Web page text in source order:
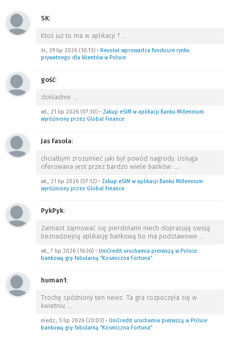
SK:
Ktoś już to ma w aplikacji ? …
śr., 29 lip 2026 (10:13) • Revolut wprowadza fundusze rynku
prywatnego dla klientów w Polsce
gość:
dokładnie …
wt., 21 lip 2026 (07:30) • Zakup eSIM w aplikacji Banku Millennium
wyróżniony przez Global Finance
Jas Fasola:
chciałbym zrozumieć jaki był powód nagrody. Usługa
oferowana jest przez bardzo wiele banków. …
wt., 21 lip 2026 (07:12) • Zakup eSIM w aplikacji Banku Millennium
wyróżniony przez Global Finance
PykPyk:
Zamiast zajmować się pierdołami niech dopracują swoją
beznadziejną aplikację bankową bo ma podstawowe …
wt., 7 lip 2026 (16:36) • UniCredit uruchamia pierwszą w Polsce
bankową grę fabularną “Kosmiczna Fortuna”
human1:
Trochę spóźniony ten news. Ta gra rozpoczęła się w
kwietniu. …
niedz., 5 lip 2026 (20:03) • UniCredit uruchamia pierwszą w Polsce
bankową grę fabularną “Kosmiczna Fortuna”